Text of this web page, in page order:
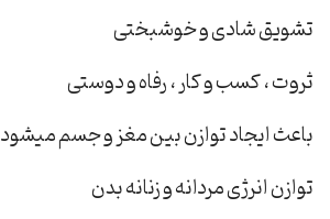
تشویق شادی و خوشبختی
ثروت ، کسب و کار ، رفاه و دوستی
باعث ایجاد توازن بین مغز و جسم میشود
توازن انرژی مردانه و زنانه بدن